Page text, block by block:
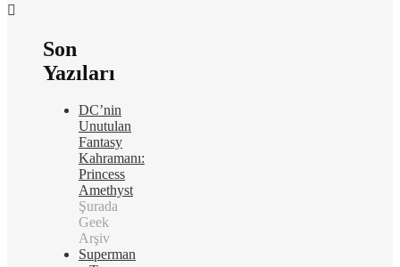
Son
Yazıları
DC’nin
Unutulan
Fantasy
Kahramanı:
Princess
Amethyst
Şurada
Geek
Arşiv
Superman